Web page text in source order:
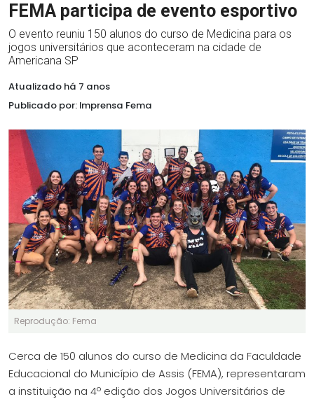
FEMA participa de evento esportivo
O evento reuniu 150 alunos do curso de Medicina para os
jogos universitários que aconteceram na cidade de
Americana SP
Atualizado há 7 anos
Publicado por: Imprensa Fema
Reprodução: Fema
Cerca de 150 alunos do curso de Medicina da Faculdade
Educacional do Município de Assis (FEMA), representaram
a instituição na 4º edição dos Jogos Universitários de